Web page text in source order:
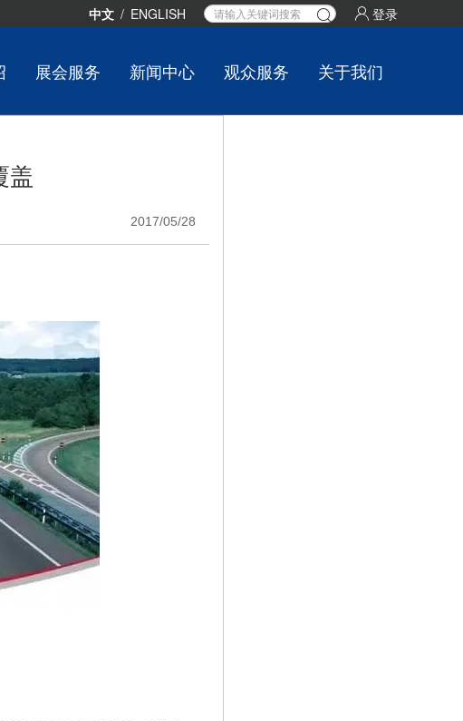
中文 / ENGLISH 登录
展会服务 新闻中心 观众服务 关于我们
盖
2017/05/28